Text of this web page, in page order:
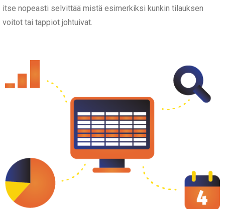
itse nopeasti selvittää mistä esimerkiksi kunkin tilauksen
voitot tai tappiot johtuivat.